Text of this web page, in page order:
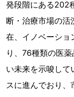
発段階にある202
断・治療市場の活
在、イノベーショ
り、76種類の医
い未来を示唆して
スに進んでおり、